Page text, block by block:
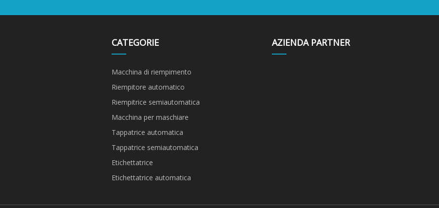
CATEGORIE
Macchina di riempimento
Riempitore automatico
Riempitrice semiautomatica
Macchina per maschiare
Tappatrice automatica
Tappatrice semiautomatica
Etichettatrice
Etichettatrice automatica
AZIENDA PARTNER